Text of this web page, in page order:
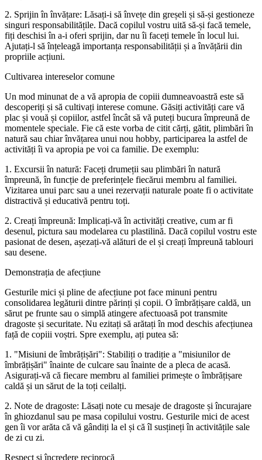
2. Sprijin în învățare: Lăsați-i să învețe din greșeli și să-și gestioneze
singuri responsabilitățile. Dacă copilul vostru uită să-și facă temele,
fiți deschisi în a-i oferi sprijin, dar nu îi faceți temele în locul lui.
Ajutați-l să înțeleagă importanța responsabilității și a învățării din
propriile acțiuni.
Cultivarea intereselor comune
Un mod minunat de a vă apropia de copiii dumneavoastră este să
descoperiți și să cultivați interese comune. Găsiți activități care vă
plac și vouă și copiilor, astfel încât să vă puteți bucura împreună de
momentele speciale. Fie că este vorba de citit cărți, gătit, plimbări în
natură sau chiar învățarea unui nou hobby, participarea la astfel de
activități îi va apropia pe voi ca familie. De exemplu:
1. Excursii în natură: Faceți drumeții sau plimbări în natură
împreună, în funcție de preferințele fiecărui membru al familiei.
Vizitarea unui parc sau a unei rezervații naturale poate fi o activitate
distractivă și educativă pentru toți.
2. Creați împreună: Implicați-vă în activități creative, cum ar fi
desenul, pictura sau modelarea cu plastilină. Dacă copilul vostru este
pasionat de desen, așezați-vă alături de el și creați împreună tablouri
sau desene.
Demonstrația de afecțiune
Gesturile mici și pline de afecțiune pot face minuni pentru
consolidarea legăturii dintre părinți și copii. O îmbrățișare caldă, un
sărut pe frunte sau o simplă atingere afectuoasă pot transmite
dragoste și securitate. Nu ezitați să arătați în mod deschis afecțiunea
față de copiii voștri. Spre exemplu, ați putea să:
1. "Misiuni de îmbrățișări": Stabiliți o tradiție a "misiunilor de
îmbrățișări" înainte de culcare sau înainte de a pleca de acasă.
Asigurați-vă că fiecare membru al familiei primește o îmbrățișare
caldă și un sărut de la toți ceilalți.
2. Note de dragoste: Lăsați note cu mesaje de dragoste și încurajare
în ghiozdanul sau pe masa copilului vostru. Gesturile mici de acest
gen îi vor arăta că vă gândiți la el și că îl susțineți în activitățile sale
de zi cu zi.
Respect și încredere reciprocă